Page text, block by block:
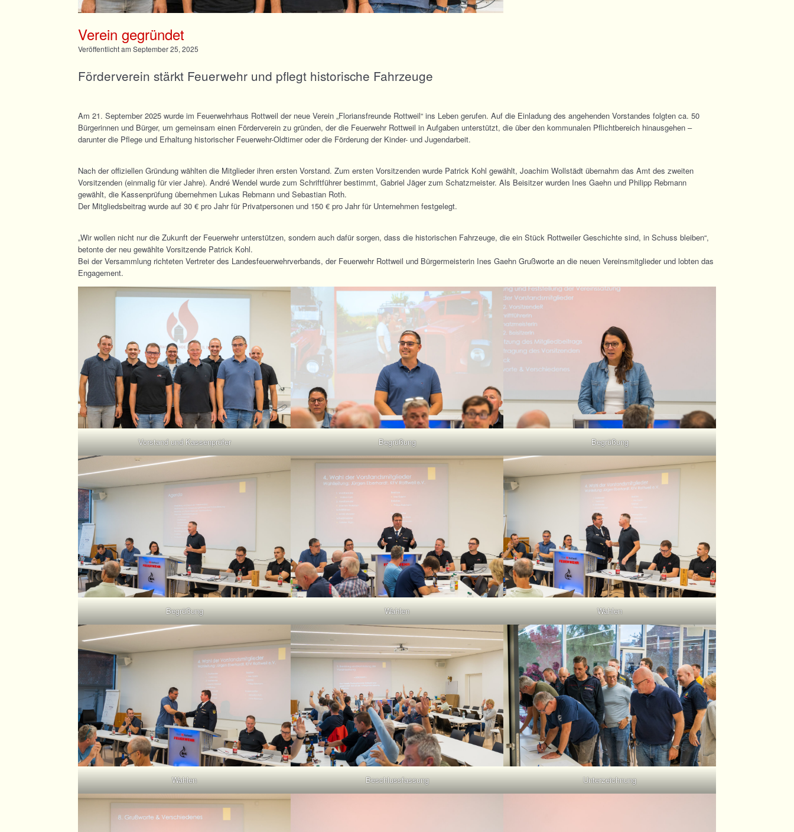
Verein gegründet
Veröffentlicht am September 25, 2025
Förderverein stärkt Feuerwehr und pflegt historische Fahrzeuge
Am 21. September 2025 wurde im Feuerwehrhaus Rottweil der neue Verein „Floriansfreunde Rottweil“ ins Leben gerufen. Auf die Einladung des angehenden Vorstandes folgten ca. 50
Bürgerinnen und Bürger, um gemeinsam einen Förderverein zu gründen, der die Feuerwehr Rottweil in Aufgaben unterstützt, die über den kommunalen Pflichtbereich hinausgehen –
darunter die Pflege und Erhaltung historischer Feuerwehr-Oldtimer oder die Förderung der Kinder- und Jugendarbeit.
Nach der offiziellen Gründung wählten die Mitglieder ihren ersten Vorstand. Zum ersten Vorsitzenden wurde Patrick Kohl gewählt, Joachim Wollstädt übernahm das Amt des zweiten
Vorsitzenden (einmalig für vier Jahre). André Wendel wurde zum Schriftführer bestimmt, Gabriel Jäger zum Schatzmeister. Als Beisitzer wurden Ines Gaehn und Philipp Rebmann
gewählt, die Kassenprüfung übernehmen Lukas Rebmann und Sebastian Roth.
Der Mitgliedsbeitrag wurde auf 30 € pro Jahr für Privatpersonen und 150 € pro Jahr für Unternehmen festgelegt.
„Wir wollen nicht nur die Zukunft der Feuerwehr unterstützen, sondern auch dafür sorgen, dass die historischen Fahrzeuge, die ein Stück Rottweiler Geschichte sind, in Schuss bleiben“,
betonte der neu gewählte Vorsitzende Patrick Kohl.
Bei der Versammlung richteten Vertreter des Landesfeuerwehrverbands, der Feuerwehr Rottweil und Bürgermeisterin Ines Gaehn Grußworte an die neuen Vereinsmitglieder und lobten das
Engagement.
Vorstand und Kassenprüfer Begrüßung Begrüßung
Begrüßung Wahlen Wahlen
Wahlen Beschlussfassung Unterzeichnung